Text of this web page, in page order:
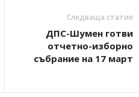
Следваща статия
ДПС-Шумен готви
отчетно-изборно
събрание на 17 март